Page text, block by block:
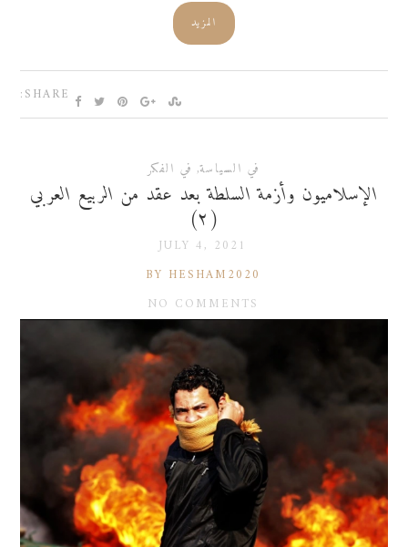
المزيد
SHARE:
في السياسة, في الفكر
الإسلاميون وأزمة السلطة بعد عقد من الربيع العربي
(٢)
JULY 4, 2021
BY HESHAM2020
NO COMMENTS